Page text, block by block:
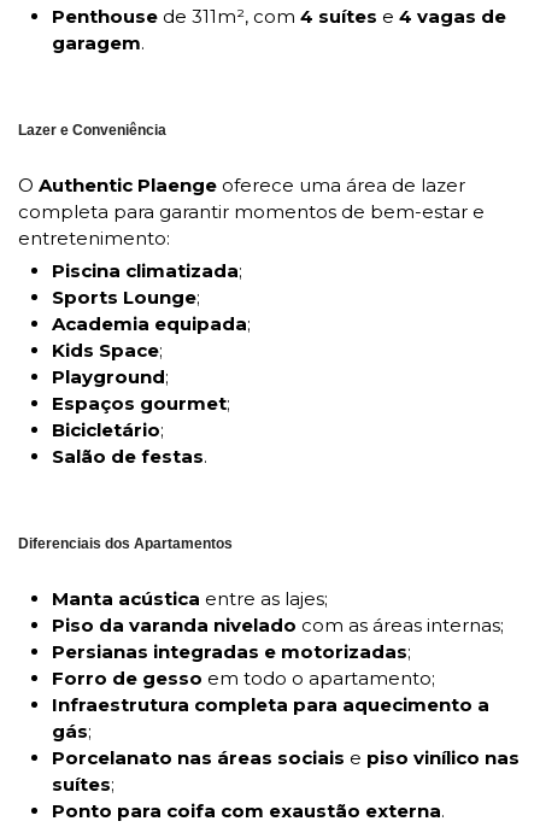
Penthousede 311m², com 4 suítes e 4 vagas de
garagem.
Lazer e Conveniência
O Authentic Plaenge oferece uma área de lazer
completa para garantir momentos de bem-estar e
entretenimento:
Piscina climatizada;
Sports Lounge;
Academia equipada;
Kids Space;
Playground;
Espaços gourmet;
Bicicletário;
Salão de festas.
Diferenciais dos Apartamentos
Manta acústica entre as lajes;
Piso da varanda nivelado com as áreas internas;
Persianas integradas e motorizadas;
Forro de gesso em todo o apartamento;
Infraestrutura completa para aquecimento a
gás;
Porcelanato nas áreas sociais e piso vinílico nas
suítes;
Ponto para coifa com exaustão externa.